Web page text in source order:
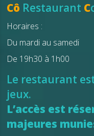
Cô Restaurant C
Horaires :
Du mardi au samedi
De 19h30 à 1h00
Le restaurant
jeux.
L’accès est
majeures